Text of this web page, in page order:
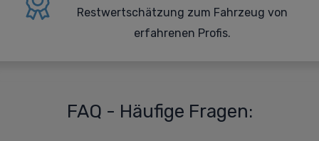
Restwertschätzung zum Fahrzeug von
erfahrenen Profis.
FAQ - Häufige Fragen: